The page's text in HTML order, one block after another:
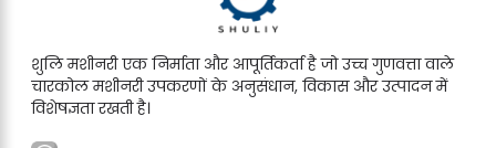
शुलि मशीनरी एक निर्माता और आपूर्तिकर्ता है जो उच्च गुणवत्ता वाले
चारकोल मशीनरी उपकरणों के अनुसंधान, विकास और उत्पादन में
विशेषज्ञता रखती है।